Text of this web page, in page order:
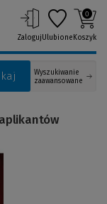
Wyszukiwanie
zaawansowane
ZalogujUlubione
0
Koszyk
(Link